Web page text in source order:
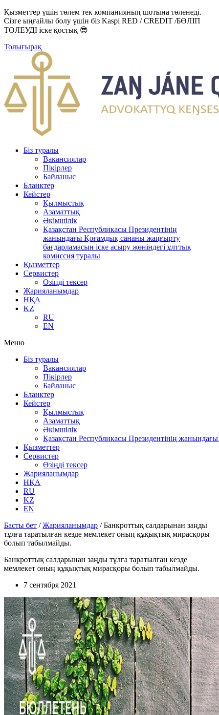
Қызметтер үшін төлем тек компанияның шотына төленеді.
Сізге ыңғайлы болу үшін біз Kaspi RED / CREDIT /БӨЛІП
ТӨЛЕУДІ іске қостық 😎
Толығырақ
Біз туралы
Вакансиялар
Пікірлер
Байланыс
Бланктер
Кейстер
Қылмыстық
Азаматтық
Әкімшілік
Қазақстан Республикасы Президентінің
жанындағы Қоғамдық сананы жаңғырту
бағдарламасын іске асыру жөніндегі ұлттық
комиссия туралы
Қызметтер
Сервистер
Өзіңді тексер
Жарияланымдар
НҚА
KZ
RU
EN
Меню
Біз туралы
Вакансиялар
Пікірлер
Байланыс
Бланктер
Кейстер
Қылмыстық
Азаматтық
Әкімшілік
Қазақстан Республикасы Президентінің
Қызметтер
Сервистер
Өзіңді тексер
Жарияланымдар
НҚА
RU
KZ
EN
Басты бет /Жарияланымдар /Банкроттық салдарынан заңды
тұлға таратылған кезде мемлекет оның құқықтық мирасқоры
болып табылмайды.
Банкроттық салдарынан заңды тұлға таратылған кезде
мемлекет оның құқықтық мирасқоры болып табылмайды.
7 сентября 2021